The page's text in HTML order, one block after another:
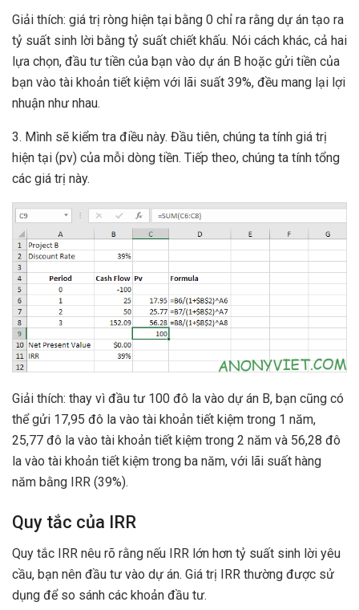
Giải thích: giá trị ròng hiện tại bằng 0 chỉ ra rằng dự án tạo ra
tỷ suất sinh lời bằng tỷ suất chiết khấu. Nói cách khác, cả hai
lựa chọn, đầu tư tiền của bạn vào dự án B hoặc gửi tiền của
bạn vào tài khoản tiết kiệm với lãi suất 39%, đều mang lại lợi
nhuận như nhau.
3. Mình sẽ kiểm tra điều này. Đầu tiên, chúng ta tính giá trị
hiện tại (pv) của mỗi dòng tiền. Tiếp theo, chúng ta tính tổng
các giá trị này.
Giải thích: thay vì đầu tư 100 đô la vào dự án B, bạn cũng có
thể gửi 17,95 đô la vào tài khoản tiết kiệm trong 1 năm,
25,77 đô la vào tài khoản tiết kiệm trong 2 năm và 56,28 đô
la vào tài khoản tiết kiệm trong ba năm, với lãi suất hàng
năm bằng IRR (39%).
Quy tắc của IRR
Quy tắc IRR nêu rõ rằng nếu IRR lớn hơn tỷ suất sinh lời yêu
cầu, bạn nên đầu tư vào dự án. Giá trị IRR thường được sử
dụng để so sánh các khoản đầu tư.